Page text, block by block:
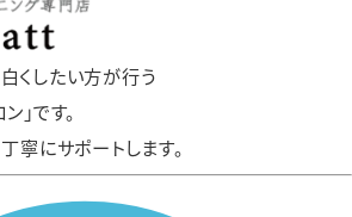
くしたい方が行う
」です。
寧にサポートします。